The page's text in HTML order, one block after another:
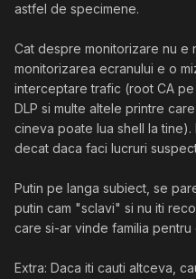
astfel de specimene.
Cat despre monitorizare nu e
monitorizarea ecranului e o
interceptare trafic (root CA
DLP si multe altele printre
cineva poate lua shell la
decat daca faci lucruri
Putin pe langa subiect, se
putin cam "sclavi" si nu iti
care si-ar vinde familia
Extra: Daca iti cauti altceva,